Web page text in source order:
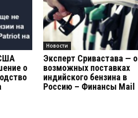
о
Новости
Эксперт Сривастава — о
возможных поставках
индийского бензина в
Россию – Финансы Mail